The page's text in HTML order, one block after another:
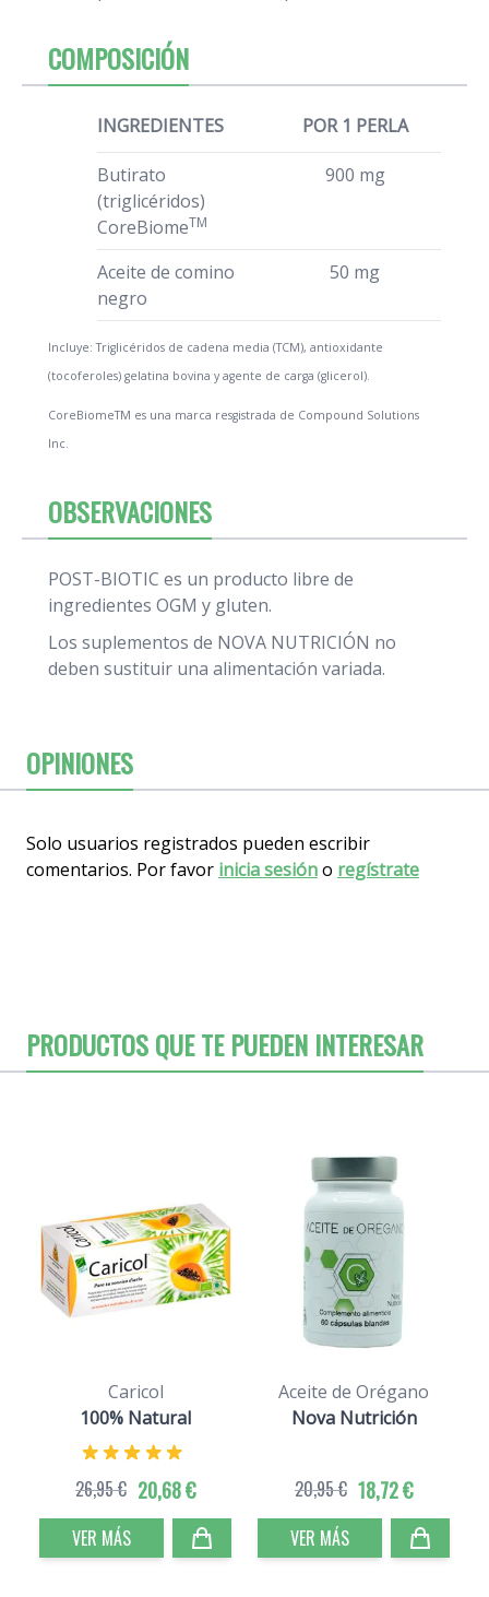
COMPOSICIÓN
INGREDIENTES POR 1 PERLA
Butirato
(triglicéridos)
CoreBiomeTM
900 mg
Aceite de comino
negro
50 mg
Incluye: Triglicéridos de cadena media (TCM), antioxidante
(tocoferoles) gelatina bovina y agente de carga (glicerol).
CoreBiomeTM es una marca resgistrada de Compound Solutions
Inc.
OBSERVACIONES
POST-BIOTIC es un producto libre de
ingredientes OGM y gluten.
Los suplementos de NOVA NUTRICIÓN no
deben sustituir una alimentación variada.
OPINIONES
Solo usuarios registrados pueden escribir
comentarios. Por favor inicia sesióno regístrate
PRODUCTOS QUE TE PUEDEN INTERESAR
Caricol
100% Natural
20,68 €
26,95 €
VER MÁS
Aceite de Orégano
Nova Nutrición
18,72 €
20,95 €
VER MÁS